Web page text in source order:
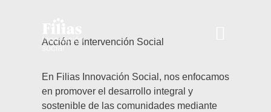
Acción e Intervención Social
En Filias Innovación Social, nos enfocamos
en promover el desarrollo integral y
sostenible de las comunidades mediante